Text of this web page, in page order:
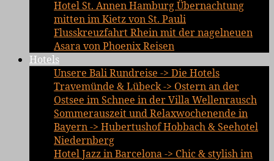
Hotel St. Annen Hamburg Übernachtung
mitten im Kietz von St. Pauli
Flusskreuzfahrt Rhein mit der nagelneuen
Asara von Phoenix Reisen
Hotels
Unsere Bali Rundreise -> Die Hotels
Travemünde & Lübeck -> Ostern an der
Ostsee im Schnee in der Villa Wellenrausch
Sommerauszeit und Relaxwochenende in
Bayern -> Hubertushof Hobbach & Seehotel
Niedernberg
Hotel Jazz in Barcelona -> Chic & stylish im